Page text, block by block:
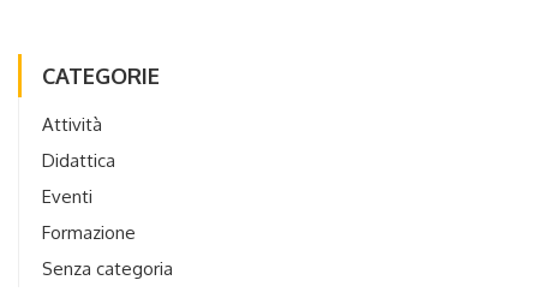
CATEGORIE
Attività
Didattica
Eventi
Formazione
Senza categoria